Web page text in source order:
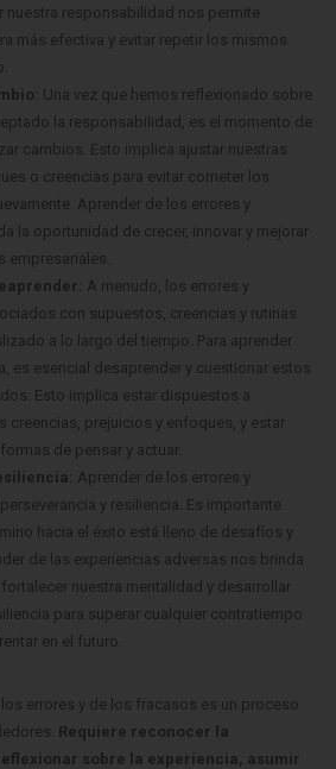
nuestra responsabilidad nos permite
más efectiva y evitar repetir los mismos
Una vez que hemos reflexionado sobre
la responsabilidad, es el momento de
cambios. Esto implica ajustar nuestras
o creencias para evitar cometer los
Aprender de los errores y
la oportunidad de crecer, innovar y mejorar
empresariales.
A menudo, los errores y
con supuestos, creencias y rutinas
a lo largo del tiempo. Para aprender
es esencial desaprender y cuestionar estos
Esto implica estar dispuestos a
creencias, prejuicios y enfoques, y estar
de pensar y actuar.
Aprender de los errores y
y resiliencia. Es importante
hacia el éxito está lleno de desafíos y
de las experiencias adversas nos brinda
nuestra mentalidad y desarrollar
para superar cualquier contratiempo
en el futuro.
errores y de los fracasos es un proceso
Requiere reconocer la
sobre la experiencia, asumir